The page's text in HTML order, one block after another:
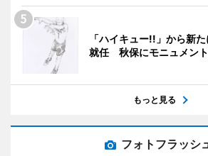
「ハイキュー!!」から新
就任 秋保にモニュメン
もっと見る
フォトフラッシ